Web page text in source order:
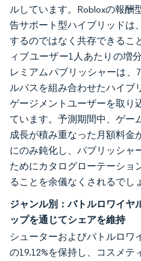
ルしています。Robloxの報酬
告サポート型ハイブリッドは
するのではなく共存できるこ
ィブユーザー1人あたりの増
レミアムパブリッシャーは、
ルパスを組み合わせたハイブ
ゲージメントユーザーを取り
ています。予測期間中、ゲー
成長が積み重なった月額料金
にのみ鈍化し、パブリッシャ
ためにカタログローテーショ
ることを余儀なくされるでし
ジャンル別：バトルロワイヤ
ップを通じてシェアを維持
シューターおよびバトルロワ
の19.12%を保持し、コスメ